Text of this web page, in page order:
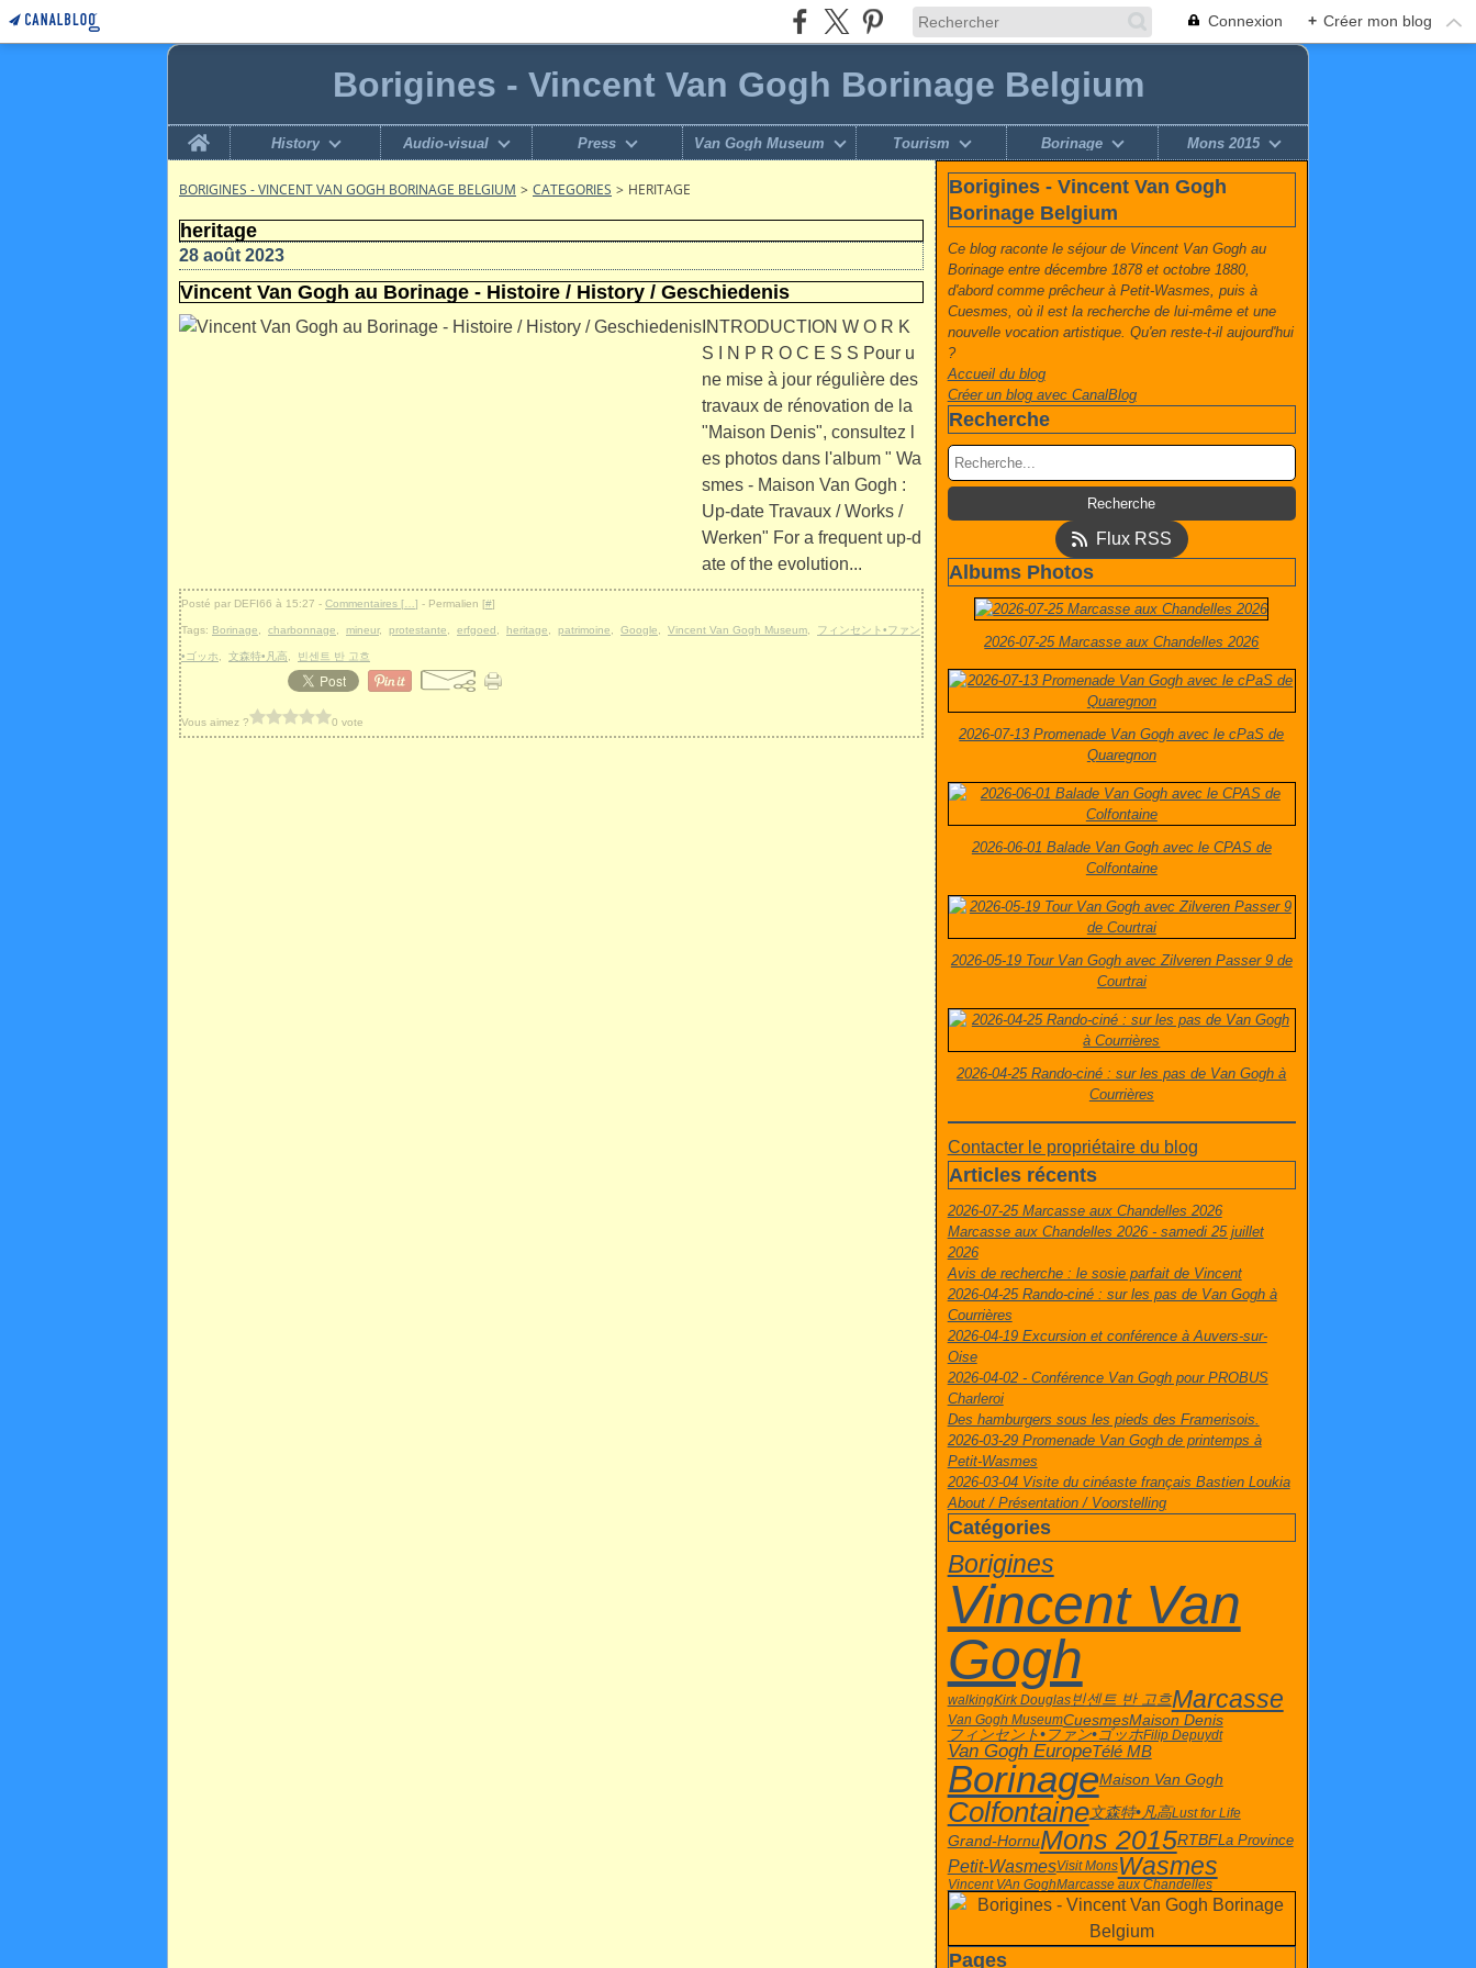
Connexion + Créer mon blog
Borigines - Vincent Van Gogh Borinage Belgium
Home
History Audio-visual Press Van Gogh Museum Tourism Borinage Mons 2015
BORIGINES - VINCENT VAN GOGH BORINAGE BELGIUM > CATEGORIES > HERITAGE
heritage
28 août 2023
Vincent Van Gogh au Borinage - Histoire / History / Geschiedenis
INTRODUCTION W O R K
S I N P R O C E S S Pour u
ne mise à jour régulière des
travaux de rénovation de la
"Maison Denis", consultez l
es photos dans l'album " Wa
smes - Maison Van Gogh :
Up-date Travaux / Works /
Werken" For a frequent up-d
ate of the evolution...
Posté par DEFI66 à 15:27 - Commentaires [ ] - Permalien [#]
Tags: Borinage charbonnage mineur, protestante erfgoed heritage patrimoine Google Vincent Van Gogh Museum フィンセント•ファン
•ゴッホ 文森特•凡高 빈센트 반 고흐
Vous aimez ? 0 vote
Borigines - Vincent Van Gogh
Borinage Belgium
Ce blog raconte le séjour de Vincent Van Gogh au
Borinage entre décembre 1878 et octobre 1880,
d'abord comme prêcheur à Petit-Wasmes, puis à
Cuesmes, où il est la recherche de lui-même et une
nouvelle vocation artistique. Qu'en reste-t-il aujourd'hui
?
Accueil du blog
Créer un blog avec CanalBlog
Recherche
Flux RSS
Albums Photos
2026-07-25 Marcasse aux Chandelles 2026
2026-07-13 Promenade Van Gogh avec le cPaS de
Quaregnon
2026-06-01 Balade Van Gogh avec le CPAS de
Colfontaine
2026-05-19 Tour Van Gogh avec Zilveren Passer 9 de
Courtrai
2026-04-25 Rando-ciné : sur les pas de Van Gogh à
Courrières
Contacter le propriétaire du blog
Articles récents
2026-07-25 Marcasse aux Chandelles 2026
Marcasse aux Chandelles 2026 - samedi 25 juillet
2026
Avis de recherche : le sosie parfait de Vincent
2026-04-25 Rando-ciné : sur les pas de Van Gogh à
Courrières
2026-04-19 Excursion et conférence à Auvers-sur-
Oise
2026-04-02 - Conférence Van Gogh pour PROBUS
Charleroi
Des hamburgers sous les pieds des Framerisois.
2026-03-29 Promenade Van Gogh de printemps à
Petit-Wasmes
2026-03-04 Visite du cinéaste français Bastien Loukia
About / Présentation / Voorstelling
Catégories
Borigines
Vincent Van
Gogh
walkingKirk Douglas빈센트 반 고흐Marcasse
Van Gogh MuseumCuesmesMaison Denis
フィンセント•ファン•ゴッホFilip Depuydt
Van Gogh EuropeTélé MB
BorinageMaison Van Gogh
Colfontaine文森特•凡高Lust for Life
Grand-HornuMons 2015RTBFLa Province
Petit-WasmesVisit MonsWasmes
Vincent VAn GoghMarcasse aux Chandelles
Pages